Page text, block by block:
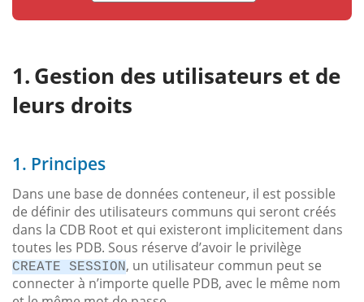
Gestion des utilisateurs et de
leurs droits
1. Principes
Dans une base de données conteneur, il est possible
de définir des utilisateurs communs qui seront créés
dans la CDB Root et qui existeront implicitement dans
toutes les PDB. Sous réserve d’avoir le privilège
CREATE SESSION, un utilisateur commun peut se
connecter à n’importe quelle PDB, avec le même nom